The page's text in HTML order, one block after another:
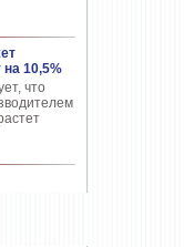
10,5%
что